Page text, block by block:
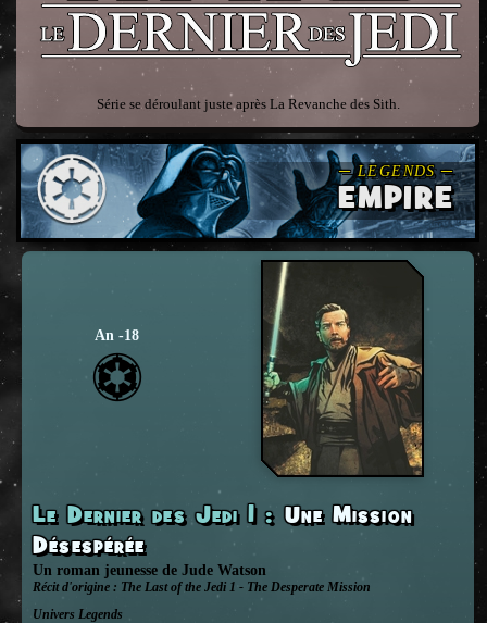
Série se déroulant juste après La Revanche des Sith.
EMPIRE
An -18
Le Dernier des Jedi 1: Une Mission
Désespérée
Un roman jeunesse deJude Watson
Récit d'origine : The Last of the Jedi 1 - The Desperate Mission
UniversLegends